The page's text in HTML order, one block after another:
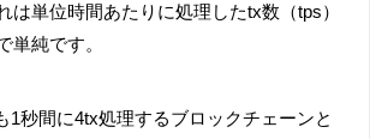
は単位時間あたりに処理したtx数（tps）
単純です。
1秒間に4tx処理するブロックチェーンと